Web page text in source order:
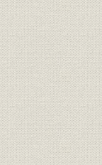
〕
年〕
〕
年〕